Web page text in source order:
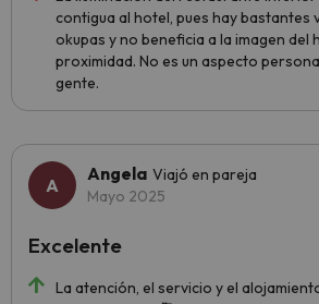
contigua al hotel, pues hay bastantes
okupas y no beneficia a la imagen del
proximidad. No es un aspecto
gente.
Angela Viajó en pareja
Mayo 2025
La atención, el servicio y el
Excelente